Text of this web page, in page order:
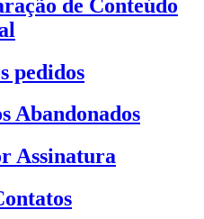
de Conteúdo
pedidos
Abandonados
Assinatura